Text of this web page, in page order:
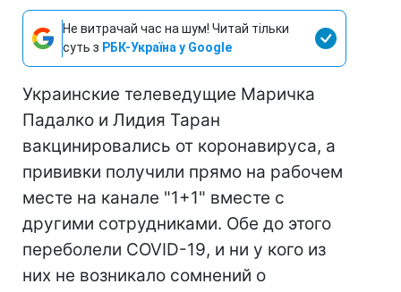
Не витрачай час на шум! Читай тільки
суть з РБК-Україна у Google
Украинские телеведущие Маричка
Падалко и Лидия Таран
вакцинировались от коронавируса, а
прививки получили прямо на рабочем
месте на канале "1+1" вместе с
другими сотрудниками. Обе до этого
переболели COVID-19, и ни у кого из
них не возникало сомнений о